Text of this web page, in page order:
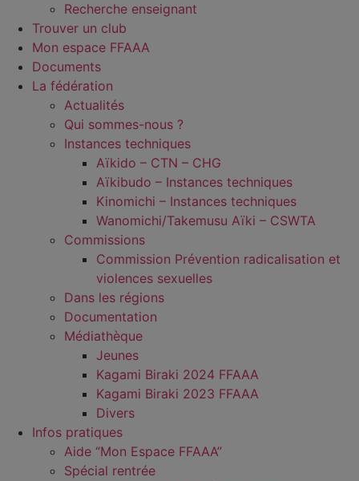
Recherche enseignant
Trouver un club
Mon espace FFAAA
Documents
La fédération
Actualités
Qui sommes-nous ?
Instances techniques
Aïkido – CTN – CHG
Aïkibudo – Instances techniques
Kinomichi – Instances techniques
Wanomichi/Takemusu Aïki – CSWTA
Commissions
Commission Prévention radicalisation et
violences sexuelles
Dans les régions
Documentation
Médiathèque
Jeunes
Kagami Biraki 2024 FFAAA
Kagami Biraki 2023 FFAAA
Divers
Infos pratiques
Aide “Mon Espace FFAAA”
Spécial rentrée